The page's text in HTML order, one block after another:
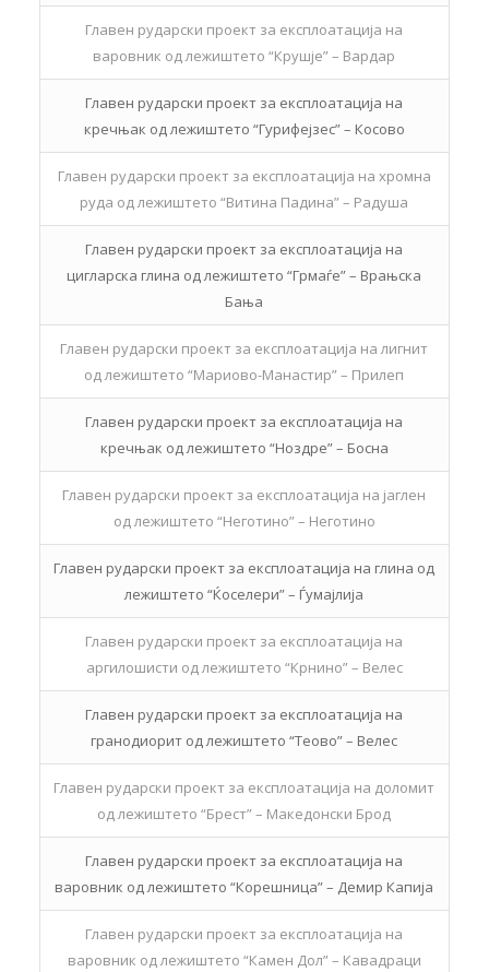
Главен рударски проект за експлоатација на
варовник од лежиштето “Крушје” – Вардар
Главен рударски проект за експлоатација на
кречњак од лежиштето “Гурифејзес” – Косово
Главен рударски проект за експлоатација на хромна
руда од лежиштето “Витина Падина” – Радуша
Главен рударски проект за експлоатација на
цигларска глина од лежиштето “Грмаѓе” – Врањска
Бања
Главен рударски проект за експлоатација на лигнит
од лежиштето “Мариово-Манастир” – Прилеп
Главен рударски проект за експлоатација на
кречњак од лежиштето “Ноздре” – Босна
Главен рударски проект за експлоатација на јаглен
од лежиштето “Неготино” – Неготино
Главен рударски проект за експлоатација на глина од
лежиштето “Ќоселери” – Ѓумајлија
Главен рударски проект за експлоатација на
аргилошисти од лежиштето “Крнино” – Велес
Главен рударски проект за експлоатација на
гранодиорит од лежиштето “Теово” – Велес
Главен рударски проект за експлоатација на доломит
од лежиштето “Брест” – Македонски Брод
Главен рударски проект за експлоатација на
варовник од лежиштето “Корешница” – Демир Капија
Главен рударски проект за експлоатација на
варовник од лежиштето “Камен Дол” – Кавадраци